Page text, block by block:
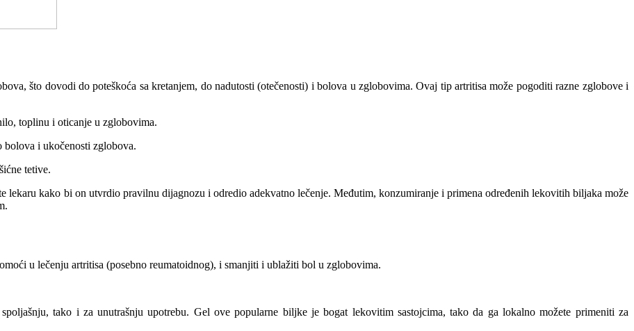
što dovodi do poteškoća sa kretanjem, do nadutosti (otečenosti) i bolova u zglobovima. Ovaj tip artritisa može pogoditi razne zglobove i
toplinu i oticanje u zglobovima.
bolova i ukočenosti zglobova.
tetive.
lekaru kako bi on utvrdio pravilnu dijagnozu i odredio adekvatno lečenje. Međutim, konzumiranje i primena određenih lekovitih biljaka može
u lečenju artritisa (posebno reumatoidnog), i smanjiti i ublažiti bol u zglobovima.
tako i za unutrašnju upotrebu. Gel ove popularne biljke je bogat lekovitim sastojcima, tako da ga lokalno možete primeniti za